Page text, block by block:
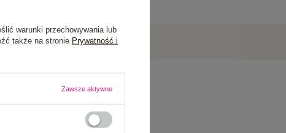
warunki przechowywania lub
także na stronie Prywatność i
Zawsze aktywne